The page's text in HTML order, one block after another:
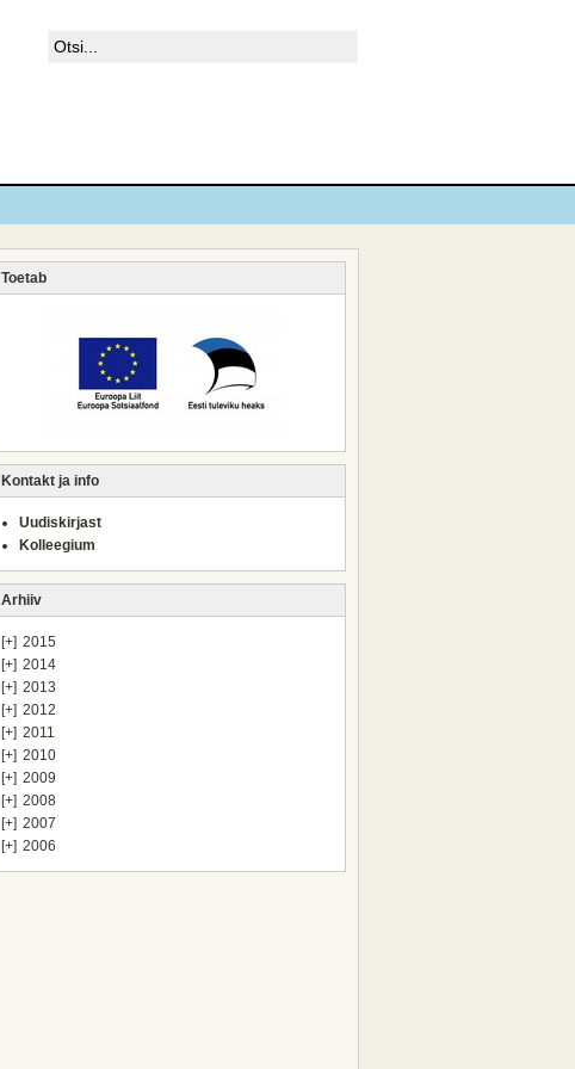
Toetab
Kontakt ja info
Uudiskirjast
Kolleegium
Arhiiv
[+] 2015
[+] 2014
[+] 2013
[+] 2012
[+] 2011
[+] 2010
[+] 2009
[+] 2008
[+] 2007
[+] 2006